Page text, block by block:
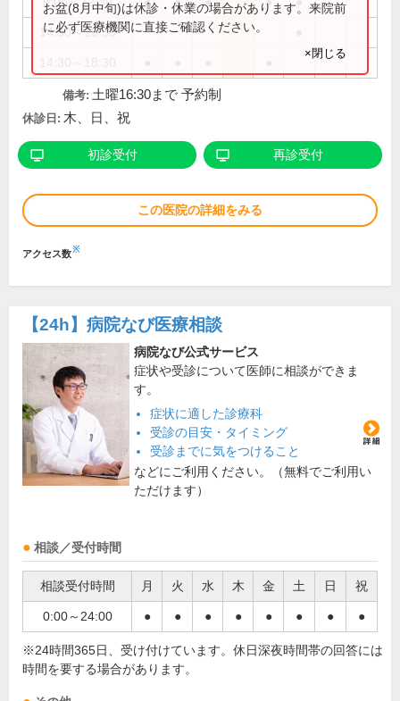
14:30～16:30
お盆(8月中旬)は休診・休業の場合があります。来院前
に必ず医療機関に直接ご確認ください。
×閉じる
備考: 土曜16:30まで 予約制
休診日: 木、日、祝
初診受付 再診受付
この医院の詳細をみる
アクセス数※
【24h】 病院なび医療相談
病院なび公式サービス
症状や受診について医師に相談ができま
す。
症状に適した診療科
受診の目安・タイミング
受診までに気をつけること
などにご利用ください。（無料でご利用い
ただけます）
相談／受付時間
相談受付時間 月 火 水 木 金 土 日 祝
0:00～24:00 ● ● ● ● ● ● ● ●
※24時間365日、受け付けています。休日深夜時間帯の回答には
時間を要する場合があります。